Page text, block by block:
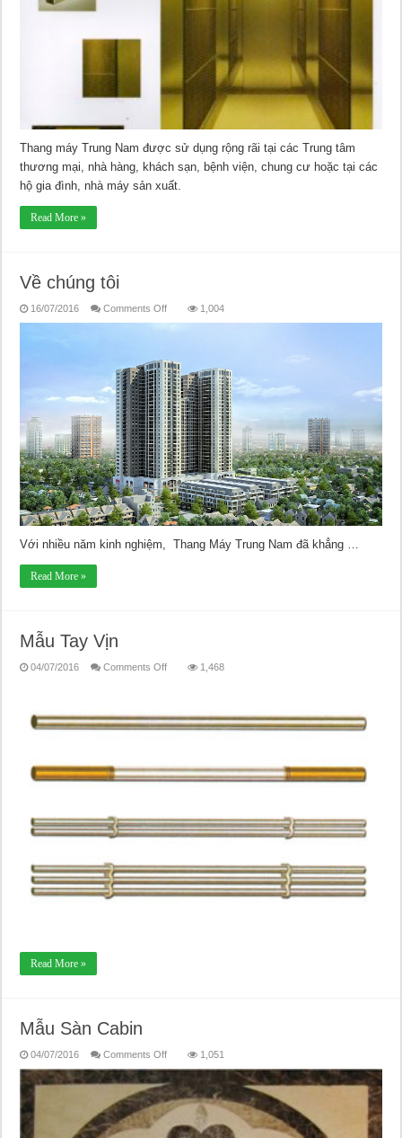
Thang máy Trung Nam được sử dụng rộng rãi tại các Trung tâm
thương mại, nhà hàng, khách sạn, bệnh viện, chung cư hoặc tại các
hộ gia đình, nhà máy sản xuất.
Read More »
Về chúng tôi
16/07/2016 Comments Offon
1,004
Với nhiều năm kinh nghiệm, Thang Máy Trung Nam đã khẳng …
Read More »
Mẫu Tay Vịn
04/07/2016 Comments Offon
1,468
Read More »
Mẫu Sàn Cabin
04/07/2016 Comments Offon
Cabin
1,051